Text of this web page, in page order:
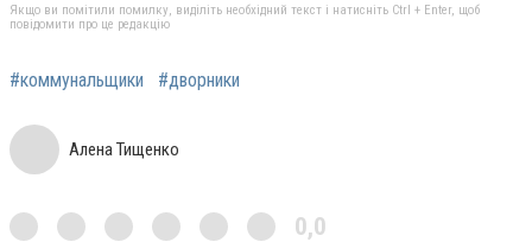
Якщо ви помітили помилку, виділіть необхідний текст і натисніть Ctrl + Enter, щоб
повідомити про це редакцію
#коммунальщики #дворники
Алена Тищенко
0,0